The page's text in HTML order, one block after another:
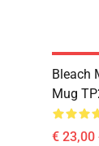
Bleach
Mug
€ 23,00